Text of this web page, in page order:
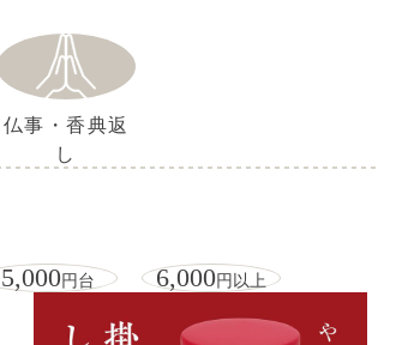
仏事・香典返
し
5,000円台 6,000円以上